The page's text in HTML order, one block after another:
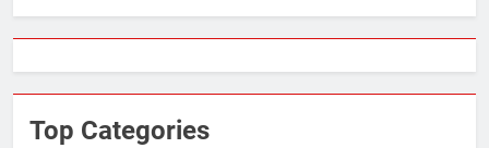
Top Categories